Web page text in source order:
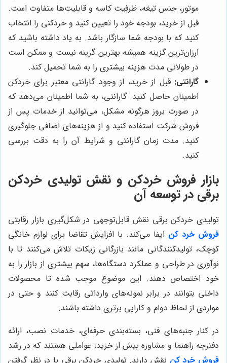
موتور، جنس تیغه، ظرفیت کاسه و قابلیت‌ها متفاوت است.
قبل از خرید، بودجه خود را تعیین کنید و خردکنی را انتخاب
کنید که با بودجه شما سازگار باشد. به یاد داشته باشید که
ارزان‌ترین گزینه همیشه بهترین گزینه نیست و ممکن است
در طولانی مدت هزینه بیشتری را به شما تحمیل کند.
گارانتی: قبل از خرید، از وجود گارانتی معتبر برای خردکن
اطمینان حاصل کنید. گارانتی، به شما اطمینان می‌دهد که
در صورت بروز هرگونه مشکل، می‌توانید از خدمات پس از
فروش شرکت استفاده کنید و از هزینه‌های اضافی جلوگیری
کنید. مدت زمان گارانتی و شرایط آن را به دقت بررسی
کنید.
بازار فروش خردکن و نقش تولیدی خردکن
برقی در توسعه آن
تولیدی خردکن برقی نقش قابل‌توجهی در شکل‌گیری بازار رقابتی
فروش خرد کن ایفا می‌کند. با افزایش تقاضا برای لوازم خانگی
کوچک، تولیدکنندگانی مانند بازرگانی زیکات تلاش می‌کنند تا با
نوآوری در طراحی و عملکرد دستگاه‌ها، سهم بیشتری از بازار را به
خود اختصاص دهند. این موضوع موجب شده تا محصولات
داخلی بتوانند در برابر نمونه‌های وارداتی رقابت کنند و حتی در
مواردی از لحاظ دوام و کارایی برتری داشته باشند.
در کنار جنبه‌های فنی، بسته‌بندی حرفه‌ای، خدمات نصب، ارائه
دفترچه راهنما و مشاوره پیش از خرید، عواملی هستند که در رشد
فروش خرد کن نقش دارند. تولیدی خردکن برقی با در نظر گرفتن